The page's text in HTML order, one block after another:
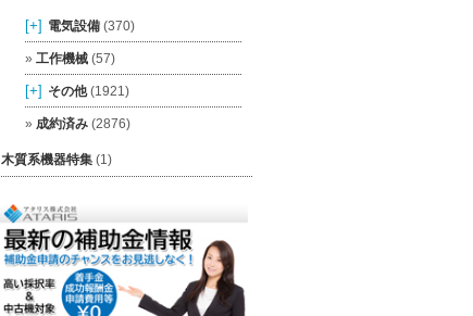
[+] 電気設備(370)
工作機械(57)
[+] その他(1921)
成約済み(2876)
木質系機器特集(1)